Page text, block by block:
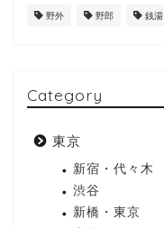
野外 野郎 銭湯
Category
東京
新宿・代々木
渋谷
新橋・東京